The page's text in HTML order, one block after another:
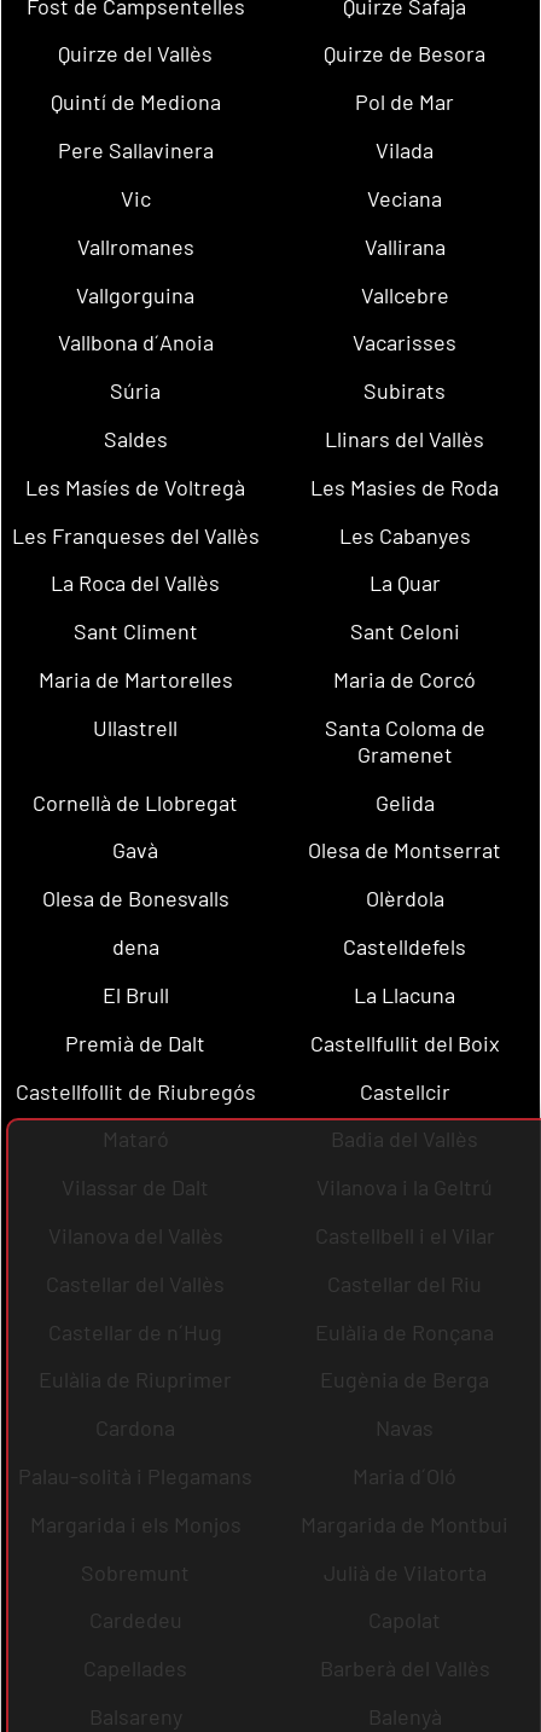
Fost de Campsentelles
Quirze Safaja
Quirze del Vallès
Quirze de Besora
Quintí de Mediona
Pol de Mar
Pere Sallavinera
Vilada
Vic
Veciana
Vallromanes
Vallirana
Vallgorguina
Vallcebre
Vallbona d´Anoia
Vacarisses
Súria
Subirats
Saldes
Llinars del Vallès
Les Masíes de Voltregà
Les Masies de Roda
Les Franqueses del Vallès
Les Cabanyes
La Roca del Vallès
La Quar
Sant Climent
Sant Celoni
Maria de Martorelles
Maria de Corcó
Ullastrell
Santa Coloma de
Gramenet
Cornellà de Llobregat
Gelida
Gavà
Olesa de Montserrat
Olesa de Bonesvalls
Olèrdola
dena
Castelldefels
El Brull
La Llacuna
Premià de Dalt
Castellfullit del Boix
Castellfollit de Riubregós
Castellcir
Mataró
Badia del Vallès
Vilassar de Dalt
Vilanova i la Geltrú
Vilanova del Vallès
Castellbell i el Vilar
Castellar del Vallès
Castellar del Riu
Castellar de n´Hug
Eulàlia de Ronçana
Eulàlia de Riuprimer
Eugènia de Berga
Cardona
Navas
Palau-solità i Plegamans
Maria d´Oló
Margarida i els Monjos
Margarida de Montbui
Sobremunt
Julià de Vilatorta
Cardedeu
Capolat
Capellades
Barberà del Vallès
Balsareny
Balenyà